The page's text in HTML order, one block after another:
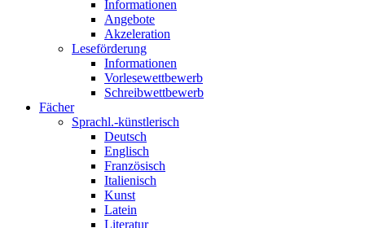
Informationen
Angebote
Akzeleration
Leseförderung
Informationen
Vorlesewettbewerb
Schreibwettbewerb
Fächer
Sprachl.-künstlerisch
Deutsch
Englisch
Französisch
Italienisch
Kunst
Latein
Literatur